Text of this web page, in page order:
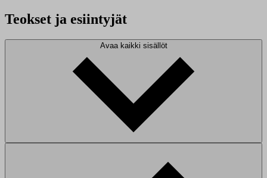
Teokset ja esiintyjät
Avaa kaikki sisällöt